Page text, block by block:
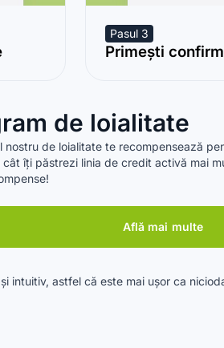
Pasul 3
Primești
de loialitate
nostru de loialitate te recompensează
cât îți păstrezi linia de credit activă mai
Află mai multe
intuitiv, astfel că este mai ușor ca